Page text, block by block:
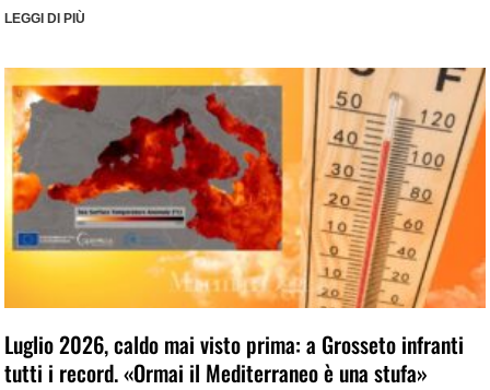
LEGGI DI PIÙ
Luglio 2026, caldo mai visto prima: a Grosseto infranti
tutti i record. «Ormai il Mediterraneo è una stufa»